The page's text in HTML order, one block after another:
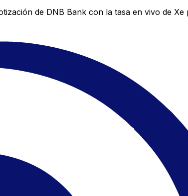
de DNB Bank con la tasa en vivo de